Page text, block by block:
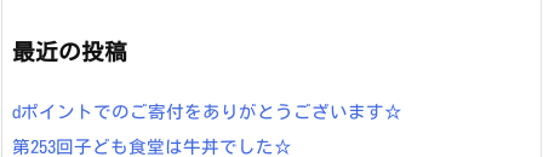
最近の投稿
dポイントでのご寄付をありがとうございます☆
第253回子ども食堂は牛丼でした☆